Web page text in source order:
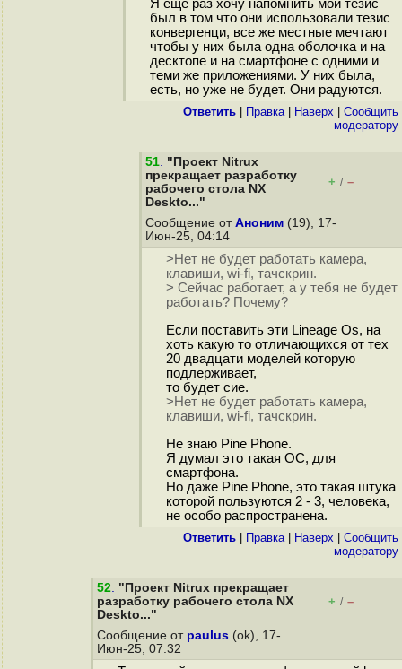
Я ещё раз хочу напомнить мой тезис
был в том что они использовали тезис
конвергенци, все же местные мечтают
чтобы у них была одна оболочка и на
десктопе и на смартфоне с одними и
теми же приложениями. У них была,
есть, но уже не будет. Они радуются.
Ответить Правка| Наверх
Cообщить
модератору
51. "Проект Nitrux
прекращает разработку
рабочего стола NX
Deskto..."
+ / –
Сообщение от Аноним (19), 17-
Июн-25, 04:14
>Нет не будет работать камера,
клавиши, wi-fi, тачскрин.
> Сейчас работает, а у тебя не будет
работать? Почему?
Если поставить эти Lineage Os, на
хоть какую то отличающихся от тех
20 двадцати моделей которую
подлерживает,
то будет сие.
>Нет не будет работать камера,
клавиши, wi-fi, тачскрин.
Не знаю Pine Phone.
Я думал это такая ОС, для
смартфона.
Но даже Pine Phone, это такая штука
которой пользуются 2 - 3, человека,
не особо распространена.
Ответить Правка| Наверх
Cообщить
модератору
52. "Проект Nitrux прекращает
разработку рабочего стола NX
Deskto..."
+ / –
Сообщение от paulus (ok), 17-
Июн-25, 07:32